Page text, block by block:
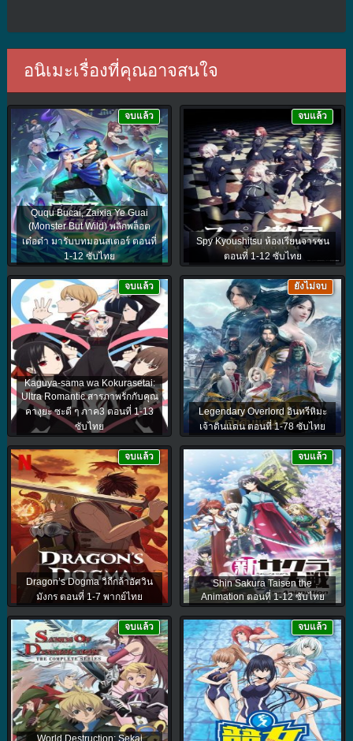
อนิเมะเรื่องที่คุณอาจสนใจ
Ququ Bucai, Zaixia Ye Guai
(Monster But Wild) พลิกพล็อต
เด๋อด๋า มารับบทมอนสเตอร์ ตอนที่
1-12 ซับไทย
จบแล้ว
Spy Kyoushitsu ห้องเรียนจารชน
ตอนที่ 1-12 ซับไทย
จบแล้ว
Kaguya-sama wa Kokurasetai:
Ultra Romantic สารภาพรักกับคุณ
คางุยะ ซะดี ๆ ภาค3 ตอนที่ 1-13
ซับไทย
จบแล้ว
Legendary Overlord อินทรีหิมะ
เจ้าดินแดน ตอนที่ 1-78 ซับไทย
ยังไม่จบ
Dragon’s Dogma วิถีกล้าอัศวิน
มังกร ตอนที่ 1-7 พากย์ไทย
จบแล้ว
Shin Sakura Taisen the
Animation ตอนที่ 1-12 ซับไทย
จบแล้ว
World Destruction: Sekai
จบแล้ว จบแล้ว